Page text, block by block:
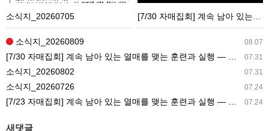
소식지_20260705
속
남
[7/30 자매집회] 계속 남아 있는 열매를 맺는 훈련과 실행 ― 교회생활을 가정으로 가져감
08.07
소식지_20260809
07.31
[7/30 자매집회] 계속 남아 있는 열매를 맺는 훈련과 실행 ― 교회생활을 가정으로 가져감
07.31
소식지_20260802
07.24
소식지_20260726
07.24
[7/23 자매집회] 계속 남아 있는 열매를 맺는 훈련과 실행 ― 새 길 실행의 필요성과 전망
새댓글